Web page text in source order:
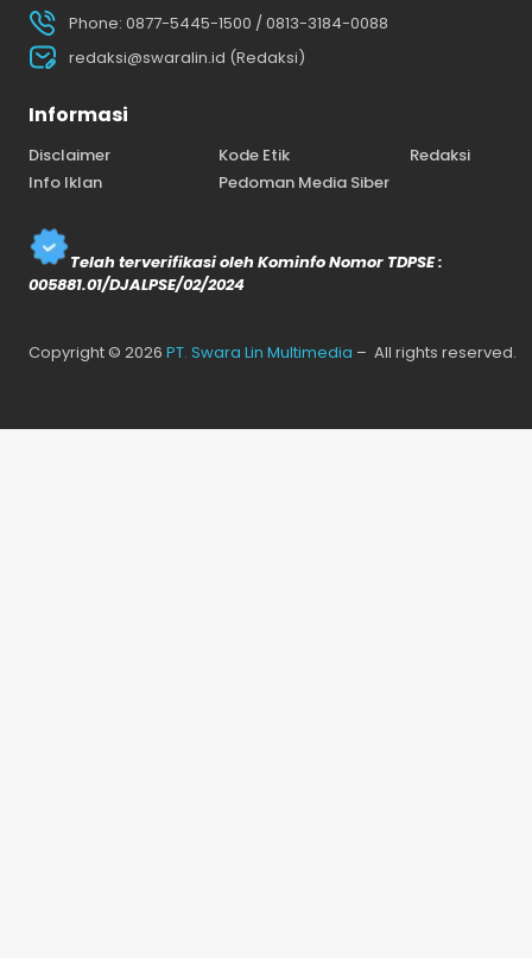
Phone: 0877-5445-1500 / 0813-3184-0088
redaksi@swaralin.id (Redaksi)
Informasi
Disclaimer Kode Etik
Redaksi
Info Iklan
Pedoman Media Siber
Telah terverifikasi oleh Kominfo Nomor TDPSE :
005881.01/DJALPSE/02/2024
Copyright © 2026 PT. Swara Lin Multimedia – All rights reserved.